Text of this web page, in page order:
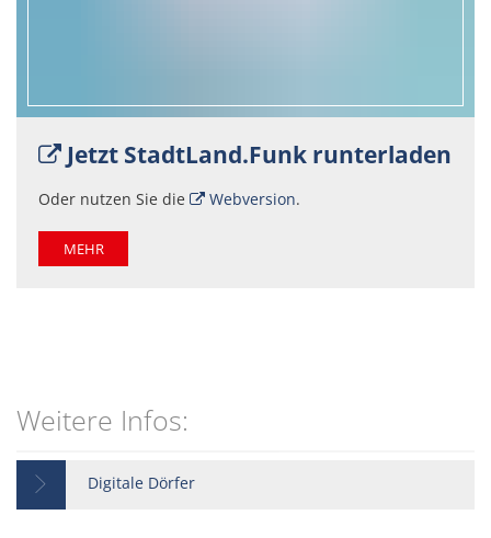
Jetzt StadtLand.Funk runterladen
Oder nutzen Sie die Webversion.
MEHR
Weitere Infos:
Digitale Dörfer